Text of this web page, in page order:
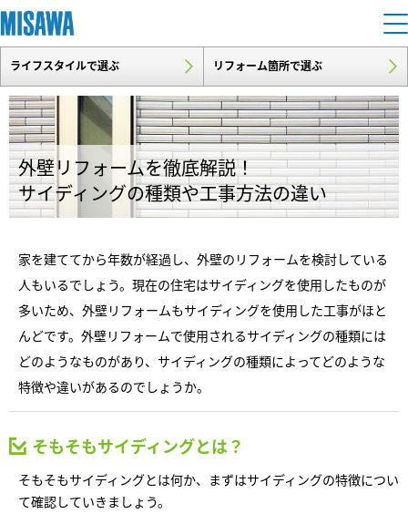
住まい
建てる [注文住宅]
商品ラインアップ
テクノロジー（住まいの性能）
建築事例・建築実例
デザイナーズギャラリー
住まいづくりガイド
買う
土地活用
個人のお客さま
賃貸住宅
賃貸併用住宅
店舗・各種施設
土地活用モデルルーム見学
法人のお客さま
リフォーム
戸建て・マンション
ミサワリフォームとは
リフォームの流れ
リフォームメニュー
リフォーム事例
事業用
まちづくり
複合開発・投資開発
複合開発事業（ASMACI-アスマチ-）
再開発・官民連携事業
分譲マンション開発事業
収益不動産・投資開発事業
オーナーサポート
サポートメニュー
住まいるりんぐ（ロングサポート）
保証制度
企業・IR情報
企業・IR
ニュース住まいのご相談
ライフスタイルで選ぶ リフォーム箇所で選ぶ
外壁リフォームを徹底解説！
サイディングの種類や工事方法の違い
家を建ててから年数が経過し、外壁のリフォームを検討している
人もいるでしょう。現在の住宅はサイディングを使用したものが
多いため、外壁リフォームもサイディングを使用した工事がほと
んどです。外壁リフォームで使用されるサイディングの種類には
どのようなものがあり、サイディングの種類によってどのような
特徴や違いがあるのでしょうか。
そもそもサイディングとは？
そもそもサイディングとは何か、まずはサイディングの特徴につい
て確認していきましょう。